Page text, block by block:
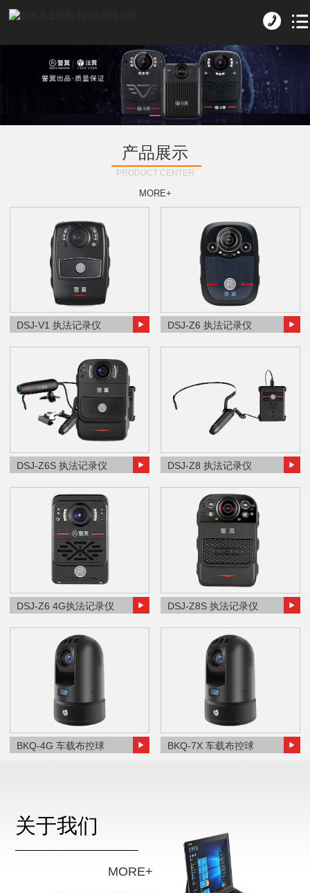
产品展示
PRODUCT CENTER
MORE+
DSJ-V1 执法记录仪 DSJ-Z6 执法记录仪
DSJ-Z6S 执法记录仪 DSJ-Z8 执法记录仪
DSJ-Z6 4G执法记录仪 DSJ-Z8S 执法记录仪
BKQ-4G 车载布控球 BKQ-7X 车载布控球
关于我们
MORE+